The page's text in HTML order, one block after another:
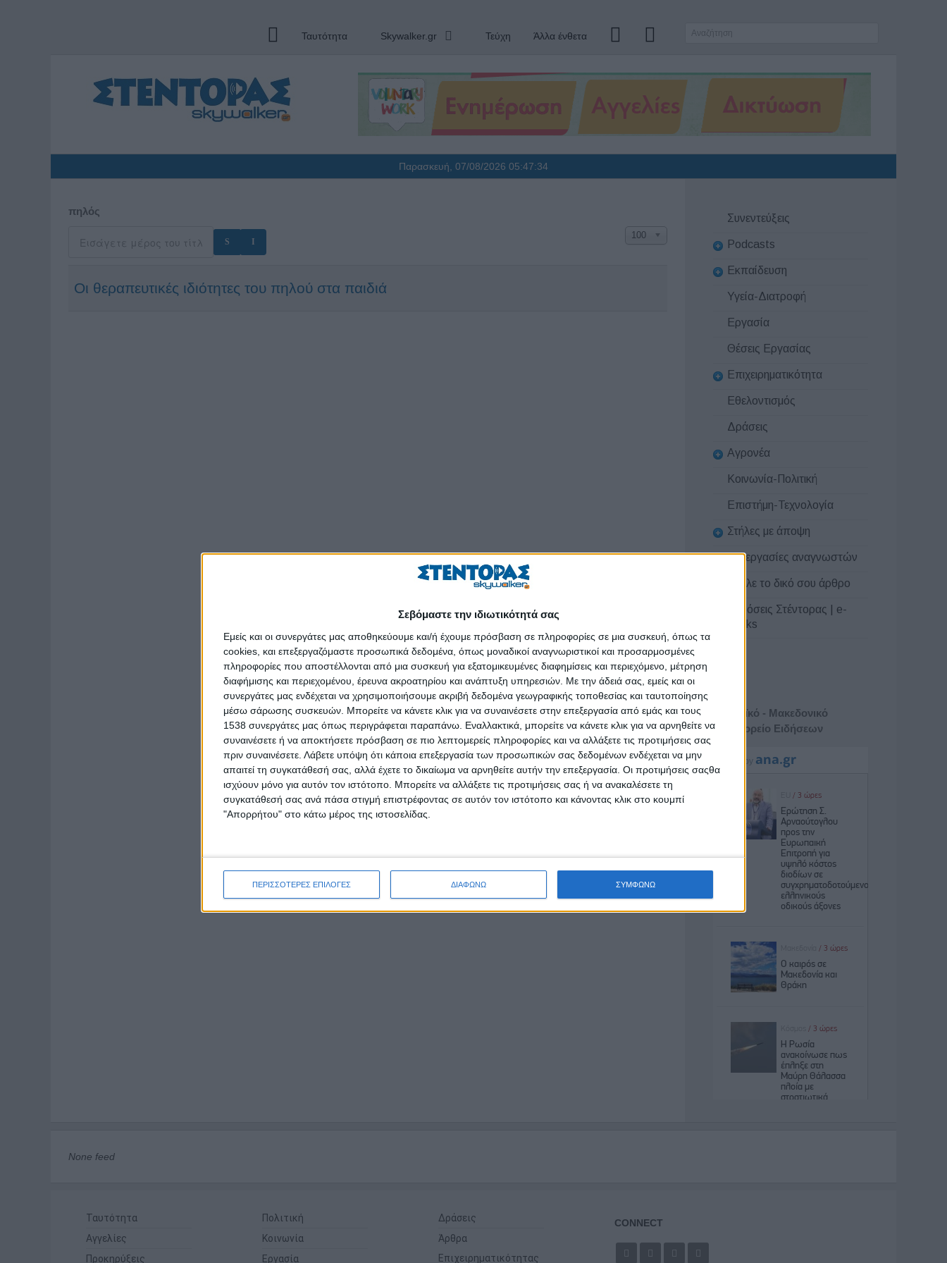
Σεβόμαστε την ιδιωτικότητά σας
Εμείς και οι συνεργάτες μας αποθηκεύουμε και/ή έχουμε πρόσβαση σε πληροφορίες σε μια συσκευή, όπως τα
cookies, και επεξεργαζόμαστε προσωπικά δεδομένα, όπως μοναδικοί αναγνωριστικοί και προσαρμοσμένες
πληροφορίες που αποστέλλονται από μια συσκευή για εξατομικευμένες διαφημίσεις και περιεχόμενο, μέτρηση
διαφήμισης και περιεχομένου, έρευνα ακροατηρίου και ανάπτυξη υπηρεσιών. Με την άδειά σας, εμείς και οι
συνεργάτες μας ενδέχεται να χρησιμοποιήσουμε ακριβή δεδομένα γεωγραφικής τοποθεσίας και ταυτοποίησης
μέσω σάρωσης συσκευών. Μπορείτε να κάνετε κλικ για να συναινέσετε στην επεξεργασία από εμάς και τους
1538 συνεργάτες μας όπως περιγράφεται παραπάνω. Εναλλακτικά, μπορείτε να κάνετε κλικ για να αρνηθείτε να
συναινέσετε ή να αποκτήσετε πρόσβαση σε πιο λεπτομερείς πληροφορίες και να αλλάξετε τις προτιμήσεις σας
πριν συναινέσετε. Λάβετε υπόψη ότι κάποια επεξεργασία των προσωπικών σας δεδομένων ενδέχεται να μην
απαιτεί τη συγκατάθεσή σας, αλλά έχετε το δικαίωμα να αρνηθείτε αυτήν την επεξεργασία. Οι προτιμήσεις σαςθα
ισχύουν μόνο για αυτόν τον ιστότοπο. Μπορείτε να αλλάξετε τις προτιμήσεις σας ή να ανακαλέσετε τη
συγκατάθεσή σας ανά πάσα στιγμή επιστρέφοντας σε αυτόν τον ιστότοπο και κάνοντας κλικ στο κουμπί
"Απορρήτου" στο κάτω μέρος της ιστοσελίδας.
ΠΕΡΙΣΣΟΤΕΡΕΣ ΕΠΙΛΟΓΕΣ ΔΙΑΦΩΝΩ ΣΥΜΦΩΝΩ
Ταυτότητα Skywalker.gr Τεύχη Άλλα ένθετα
Παρασκευή, 07/08/2026 05:47:34
πηλός
100
Οι θεραπευτικές ιδιότητες του πηλού στα παιδιά
Συνεντεύξεις
Podcasts
Εκπαίδευση
Υγεία-Διατροφή
Εργασία
Θέσεις Εργασίας
Επιχειρηματικότητα
Εθελοντισμός
Δράσεις
Αγρονέα
Κοινωνία-Πολιτική
Επιστήμη-Τεχνολογία
Στήλες με άποψη
Συνεργασίες αναγνωστών
Στείλε το δικό σου άρθρο
Εκδόσεις Στέντορας | e-
books
Αθηναϊκό - Μακεδονικό
Πρακτορείο Ειδήσεων
None feed
Ταυτότητα
Αγγελίες
Προκηρύξεις
Πολιτική
Κοινωνία
Εργασία
Δράσεις
Άρθρα
Επιχειρηματικότητας
CONNECT